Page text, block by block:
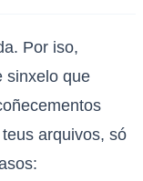
Por iso,
sinxelo que
arquivos, só